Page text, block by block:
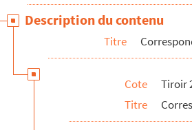
Description du contenu
Titre
Cote
Tiroir
Titre